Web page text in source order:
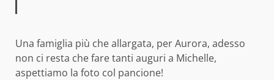
Una famiglia più che allargata, per Aurora, adesso
non ci resta che fare tanti auguri a Michelle,
aspettiamo la foto col pancione!